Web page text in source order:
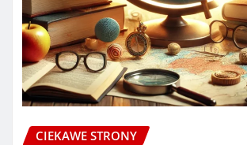
CIEKAWE STRONY